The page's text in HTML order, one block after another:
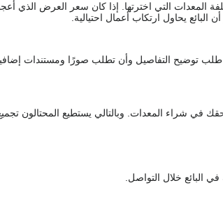
المعدات التي اخترتها. إذا كان سعر العرض الذي
يحاول ارتكاب أعمال احتيالية.
توضيح التفاصيل وأن تطلب صورًا ومستندات
في شراء المعدات. وبالتالي يستطيع المحتالون
البائع خلال التواصل.